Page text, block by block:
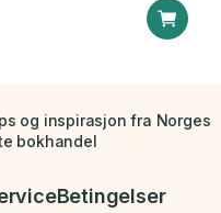
og inspirasjon fra Norges
bokhandel
Betingelser